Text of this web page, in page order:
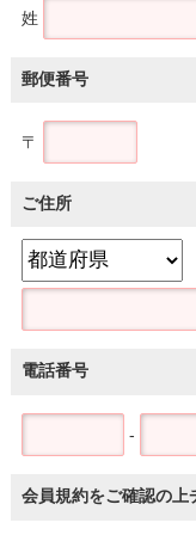
姓
郵便番号
〒
ご住所
電話番号
-
会員規約をご確認の上